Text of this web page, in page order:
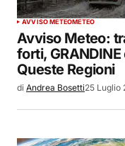
AVVISO METEOMETEO
Avviso Meteo:
forti,
Queste Regioni
di Andrea Bosetti25 Luglio